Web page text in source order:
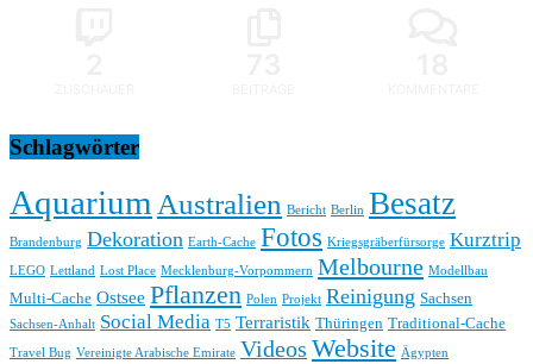
Schlagwörter
Aquarium Australien Bericht Berlin Besatz
Brandenburg Dekoration Earth-Cache Fotos Kriegsgräberfürsorge Kurztrip
LEGO Lettland Lost Place Mecklenburg-Vorpommern Melbourne Modellbau
Multi-Cache Ostsee Pflanzen Polen Projekt Reinigung Sachsen
Sachsen-Anhalt Social Media T5 Terraristik Thüringen Traditional-Cache
Travel Bug Vereinigte Arabische Emirate Videos Website Ägypten